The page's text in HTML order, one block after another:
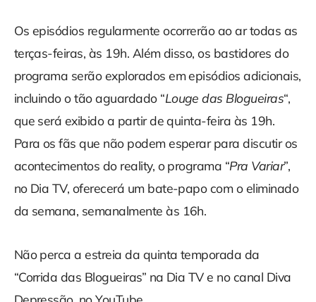
Os episódios regularmente ocorrerão ao ar todas as
terças-feiras, às 19h. Além disso, os bastidores do
programa serão explorados em episódios adicionais,
incluindo o tão aguardado “Louge das Blogueiras“,
que será exibido a partir de quinta-feira às 19h.
Para os fãs que não podem esperar para discutir os
acontecimentos do reality, o programa “Pra Variar”,
no Dia TV, oferecerá um bate-papo com o eliminado
da semana, semanalmente às 16h.
Não perca a estreia da quinta temporada da
“Corrida das Blogueiras” na Dia TV e no canal Diva